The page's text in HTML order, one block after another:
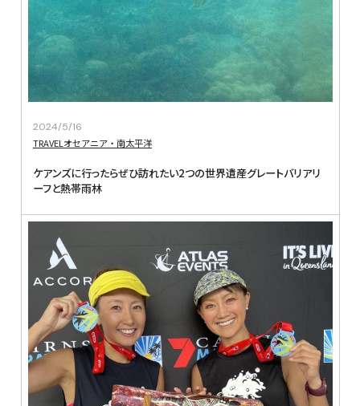
2024/5/16
TRAVEL オセアニア・南太平洋
ケアンズに行ったらぜひ訪れたい2つの世界遺産グレートバリアリ
ーフと熱帯雨林